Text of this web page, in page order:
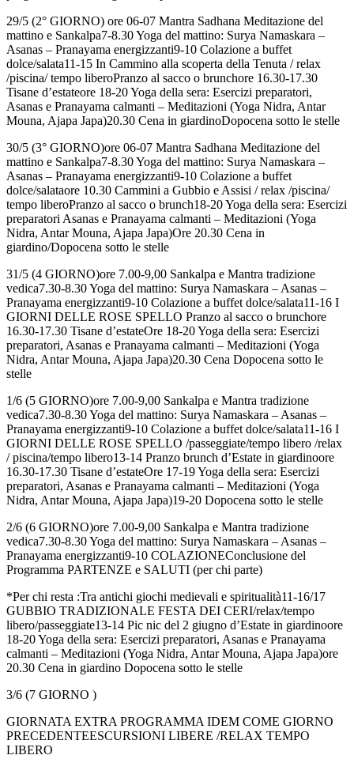
29/5 (2° GIORNO) ore 06-07 Mantra Sadhana Meditazione del
mattino e Sankalpa7-8.30 Yoga del mattino: Surya Namaskara –
Asanas – Pranayama energizzanti9-10 Colazione a buffet
dolce/salata11-15 In Cammino alla scoperta della Tenuta / relax
/piscina/ tempo liberoPranzo al sacco o brunchore 16.30-17.30
Tisane d’estateore 18-20 Yoga della sera: Esercizi preparatori,
Asanas e Pranayama calmanti – Meditazioni (Yoga Nidra, Antar
Mouna, Ajapa Japa)20.30 Cena in giardinoDopocena sotto le stelle
30/5 (3° GIORNO)ore 06-07 Mantra Sadhana Meditazione del
mattino e Sankalpa7-8.30 Yoga del mattino: Surya Namaskara –
Asanas – Pranayama energizzanti9-10 Colazione a buffet
dolce/salataore 10.30 Cammini a Gubbio e Assisi / relax /piscina/
tempo liberoPranzo al sacco o brunch18-20 Yoga della sera: Esercizi
preparatori Asanas e Pranayama calmanti – Meditazioni (Yoga
Nidra, Antar Mouna, Ajapa Japa)Ore 20.30 Cena in
giardino/Dopocena sotto le stelle
31/5 (4 GIORNO)ore 7.00-9,00 Sankalpa e Mantra tradizione
vedica7.30-8.30 Yoga del mattino: Surya Namaskara – Asanas –
Pranayama energizzanti9-10 Colazione a buffet dolce/salata11-16 I
GIORNI DELLE ROSE SPELLO Pranzo al sacco o brunchore
16.30-17.30 Tisane d’estateOre 18-20 Yoga della sera: Esercizi
preparatori, Asanas e Pranayama calmanti – Meditazioni (Yoga
Nidra, Antar Mouna, Ajapa Japa)20.30 Cena Dopocena sotto le
stelle
1/6 (5 GIORNO)ore 7.00-9,00 Sankalpa e Mantra tradizione
vedica7.30-8.30 Yoga del mattino: Surya Namaskara – Asanas –
Pranayama energizzanti9-10 Colazione a buffet dolce/salata11-16 I
GIORNI DELLE ROSE SPELLO /passeggiate/tempo libero /relax
/ piscina/tempo libero13-14 Pranzo brunch d’Estate in giardinoore
16.30-17.30 Tisane d’estateOre 17-19 Yoga della sera: Esercizi
preparatori, Asanas e Pranayama calmanti – Meditazioni (Yoga
Nidra, Antar Mouna, Ajapa Japa)19-20 Dopocena sotto le stelle
2/6 (6 GIORNO)ore 7.00-9,00 Sankalpa e Mantra tradizione
vedica7.30-8.30 Yoga del mattino: Surya Namaskara – Asanas –
Pranayama energizzanti9-10 COLAZIONEConclusione del
Programma PARTENZE e SALUTI (per chi parte)
*Per chi resta :Tra antichi giochi medievali e spiritualità11-16/17
GUBBIO TRADIZIONALE FESTA DEI CERI/relax/tempo
libero/passeggiate13-14 Pic nic del 2 giugno d’Estate in giardinoore
18-20 Yoga della sera: Esercizi preparatori, Asanas e Pranayama
calmanti – Meditazioni (Yoga Nidra, Antar Mouna, Ajapa Japa)ore
20.30 Cena in giardino Dopocena sotto le stelle
3/6 (7 GIORNO )
GIORNATA EXTRA PROGRAMMA IDEM COME GIORNO
PRECEDENTEESCURSIONI LIBERE /RELAX TEMPO
LIBERO